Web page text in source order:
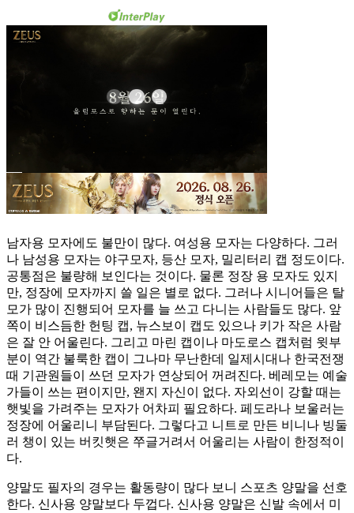
남자용 모자에도 불만이 많다. 여성용 모자는 다양하다. 그러
나 남성용 모자는 야구모자, 등산 모자, 밀리터리 캡 정도이다.
공통점은 불량해 보인다는 것이다. 물론 정장 용 모자도 있지
만, 정장에 모자까지 쓸 일은 별로 없다. 그러나 시니어들은 탈
모가 많이 진행되어 모자를 늘 쓰고 다니는 사람들도 많다. 앞
쪽이 비스듬한 헌팅 캡, 뉴스보이 캡도 있으나 키가 작은 사람
은 잘 안 어울린다. 그리고 마린 캡이나 마도로스 캡처럼 윗부
분이 역간 불룩한 캡이 그나마 무난한데 일제시대나 한국전쟁
때 기관원들이 쓰던 모자가 연상되어 꺼려진다. 베레모는 예술
가들이 쓰는 편이지만, 왠지 자신이 없다. 자외선이 강할 때는
햇빛을 가려주는 모자가 어차피 필요하다. 페도라나 보울러는
정장에 어울리니 부담된다. 그렇다고 니트로 만든 비니나 빙둘
러 챙이 있는 버킷햇은 쭈글거려서 어울리는 사람이 한정적이
다.
양말도 필자의 경우는 활동량이 많다 보니 스포츠 양말을 선호
한다. 신사용 양말보다 두껍다. 신사용 양말은 신발 속에서 미